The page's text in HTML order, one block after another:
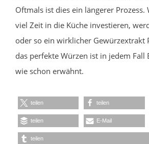
Oftmals ist dies ein längerer Prozess.
viel Zeit in die Küche investieren,
oder so ein wirklicher Gewürzextrakt
das perfekte Würzen ist in jedem Fall
wie schon erwähnt.
teilen teilen
teilen E-Mail
teilen